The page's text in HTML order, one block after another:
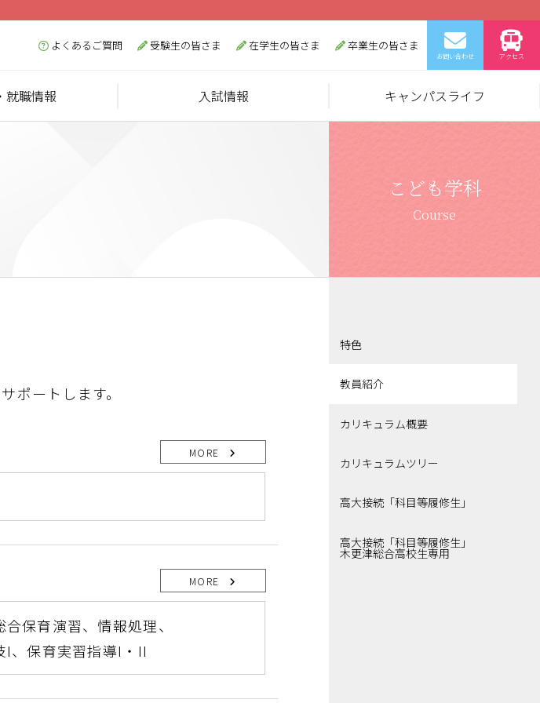
よくあるご質問 受験生の皆さま 在学生の皆さま 卒業生の皆さま
お問い合わせ アクセス
就職情報 入試情報 キャンパスライフ
こども学科
Course
ポートします。
MORE
合保育演習、 情報処理、
I、保育実習指導I・II
MORE
特色
教員紹介
カリキュラム概要
カリキュラムツリー
高大接続「科目等履修生」
高大接続「科目等履修生」
木更津総合高校生専用